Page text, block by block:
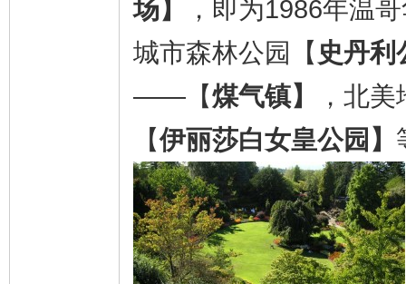
场】
，即为1986年温
城市森林公园【 史丹利
——【煤气镇】
，北
【伊丽莎白女皇公园】